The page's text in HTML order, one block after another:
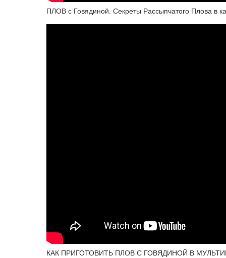
ПЛОВ с Говядиной. Секреты Рассыпчатого Плова в
КАК ПРИГОТОВИТЬ ПЛОВ С ГОВЯДИНОЙ В